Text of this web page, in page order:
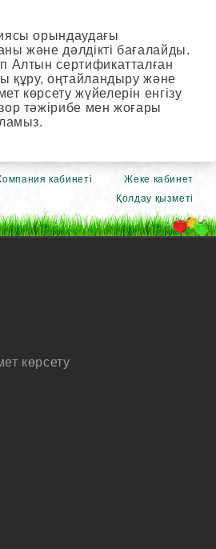
орындаудағы
және дәлдікті бағалайды.
Алтын сертификатталған
құру, оңтайландыру және
көрсету жүйелерін енгізу
тәжірибе мен жоғары
кабинеті
Жеке кабинет
Қолдау қызметі
көрсету